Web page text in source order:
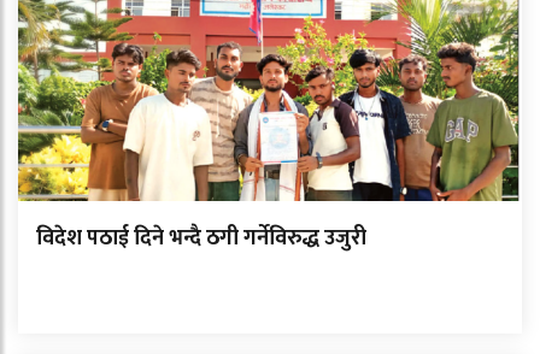
विदेश पठाई दिने भन्दै ठगी गर्नेविरुद्ध उजुरी